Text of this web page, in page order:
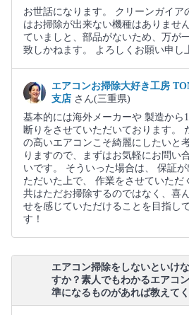
お世話になります。 クリーンガイア
はお掃除が出来ない機種はありませ
ていましと、部品がないため、万が
致しかねます。 よろしくお願い申し
エアコンお掃除大好き工房
支店 さん(三重県)
基本的には海外メーカーや 製造から
断りをさせていただいております。
の高いエアコンこそ綺麗にしたいと
りますので、まずはお気軽にお問い
いです。 そういった場合は、 保証
ただいた上で、 作業をさせていただ
共はただお掃除するのではなく、喜
せを感じていただけることを目指し
す！
エアコン掃除をしないといけ
すか？素人でもわかるエアコ
準になるものがあれば教えてく